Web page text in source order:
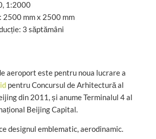
1:2000
2500 mm x 2500 mm
3 săptămâni
aeroport este pentru noua lucrare a
pentru Concursul de Arhitectură al
din 2011, și anume Terminalul 4 al
Beijing Capital.
designul emblematic, aerodinamic.